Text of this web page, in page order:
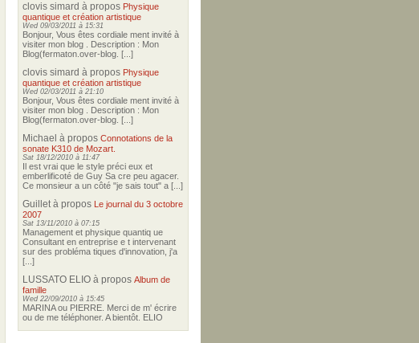
clovis simard à propos Physique
quantique et création artistique
Wed 09/03/2011 à 15:31
Bonjour, Vous êtes cordiale ment invité à
visiter mon blog . Description : Mon
Blog(fermaton.over-blog. [...]
clovis simard à propos Physique
quantique et création artistique
Wed 02/03/2011 à 21:10
Bonjour, Vous êtes cordiale ment invité à
visiter mon blog . Description : Mon
Blog(fermaton.over-blog. [...]
Michael à propos Connotations de la
sonate K310 de Mozart.
Sat 18/12/2010 à 11:47
Il est vrai que le style préci eux et
emberlificoté de Guy Sa cre peu agacer.
Ce monsieur a un côté "je sais tout" a [...]
Guilletà propos Le journal du 3 octobre
2007
Sat 13/11/2010 à 07:15
Management et physique quantiq ue
Consultant en entreprise e t intervenant
sur des probléma tiques d'innovation, j'a
[...]
LUSSATO ELIO à propos Album de
famille
Wed 22/09/2010 à 15:45
MARINA ou PIERRE. Merci de m' écrire
ou de me téléphoner. A bientôt. ELIO